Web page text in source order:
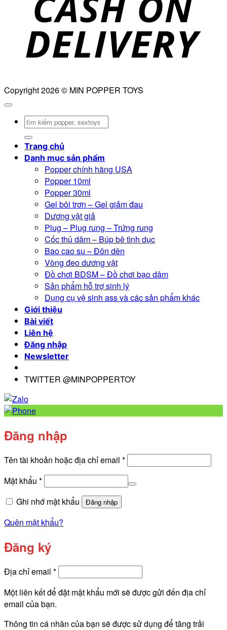
Copyright 2026 © MIN POPPER TOYS
Tìm
Trang chủ
Danh mục sản phẩm
Popper chính hãng USA
Popper 10ml
Popper 30ml
Gel bôi trơn – Gel giảm đau
Dương vật giả
Plug – Plug rung – Trứng rung
Cốc thủ dâm – Búp bê tình dục
Bao cao su – Đôn dên
Vòng đeo dương vật
Đồ chơi BDSM – Đồ chơi bạo dâm
Sản phẩm hỗ trợ sinh lý
Dụng cụ vệ sinh ass và các sản phẩm khác
Giới thiệu
Bài viết
Liên hệ
Đăng nhập
Newsletter
TWITTER @MINPOPPERTOY
Đăng nhập
Tên tài khoản hoặc địa chỉ email *Bắt
Mật khẩu *Bắt
Ghi nhớ mật khẩu
Đăng nhập
Quên mật khẩu?
Đăng ký
Địa chỉ email *Bắt
Một liên kết để đặt mật khẩu mới sẽ được gửi đến địa chỉ
email của bạn.
Thông tin cá nhân của bạn sẽ được sử dụng để tăng trải